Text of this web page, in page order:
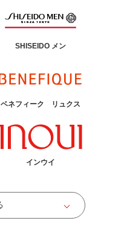
SHISEIDO メン
ベネフィーク リュクス
インウイ